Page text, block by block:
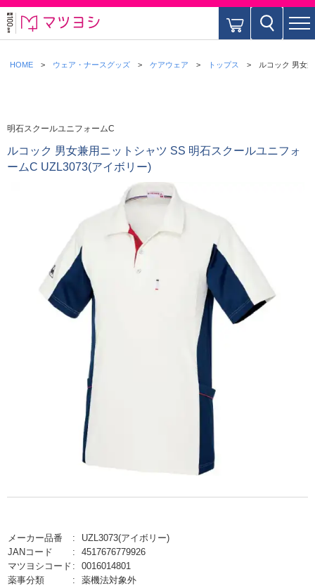
HOME ウェア・ナースグッズ ケアウェア トップス ルコック 男女
明石スクールユニフォームC
ルコック 男女兼用ニットシャツ SS 明石スクールユニフォ
ームC UZL3073(アイボリー)
メーカー品番
UZL3073(アイボリー)
JANコード
4517676779926
マツヨシコード
0016014801
薬事分類
薬機法対象外